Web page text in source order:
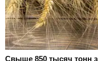
Свыше 850 тысяч тонн